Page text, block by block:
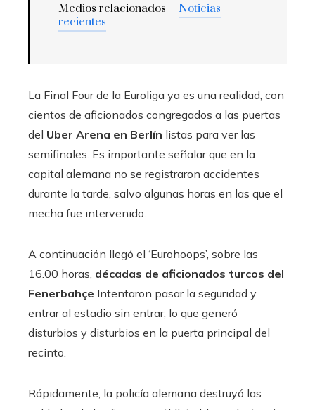
Medios relacionados – Noticias
recientes
La Final Four de la Euroliga ya es una realidad, con
cientos de aficionados congregados a las puertas
del Uber Arena en Berlín listas para ver las
semifinales. Es importante señalar que en la
capital alemana no se registraron accidentes
durante la tarde, salvo algunas horas en las que el
mecha fue intervenido.
A continuación llegó el ‘Eurohoops’, sobre las
16.00 horas, décadas de aficionados turcos del
Fenerbahçe Intentaron pasar la seguridad y
entrar al estadio sin entrar, lo que generó
disturbios y disturbios en la puerta principal del
recinto.
Rápidamente, la policía alemana destruyó las